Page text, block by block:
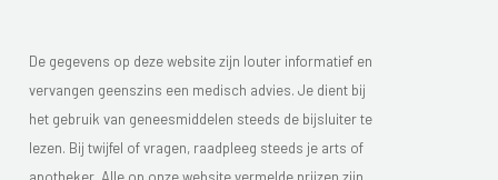
De gegevens op deze website zijn louter informatief en
vervangen geenszins een medisch advies. Je dient bij
het gebruik van geneesmiddelen steeds de bijsluiter te
lezen. Bij twijfel of vragen, raadpleeg steeds je arts of